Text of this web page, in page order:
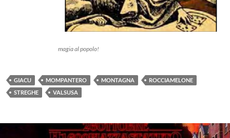
magia al popolo!
GIACU MOMPANTERO MONTAGNA
ROCCIAMELONE
STREGHE
VALSUSA